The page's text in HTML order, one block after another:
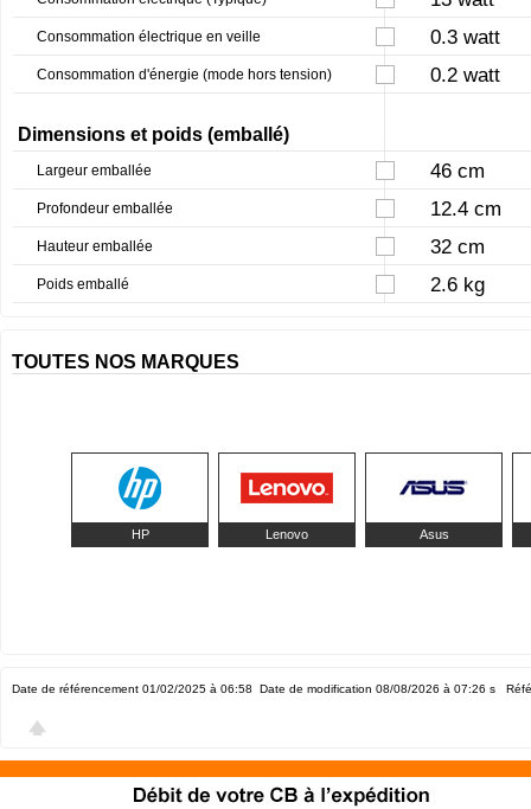
Consommation électrique en veille 0.3 watt
Consommation d'énergie (mode hors tension) 0.2 watt
Dimensions et poids (emballé)
Largeur emballée 46 cm
Profondeur emballée 12.4 cm
Hauteur emballée 32 cm
Poids emballé 2.6 kg
TOUTES NOS MARQUES
HP Lenovo Asus
Date de référencement 01/02/2025 à 06:58 Date de modification 08/08/2026 à 07:26 s